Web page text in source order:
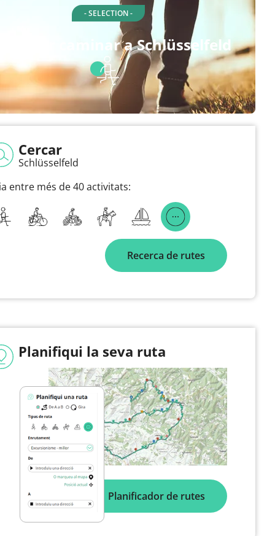
- SELECTION -
per caminar a Schlüsselfeld
Cercar
Schlüsselfeld
entre més de 40 activitats:
Recerca de rutes
Planifiqui la seva ruta
Planificador de rutes